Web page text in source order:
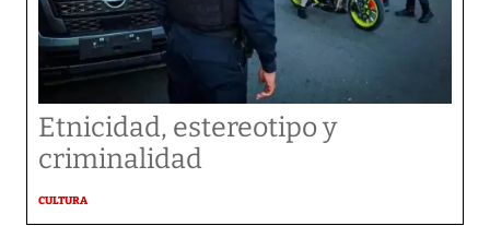
Etnicidad, estereotipo y
criminalidad
CULTURA